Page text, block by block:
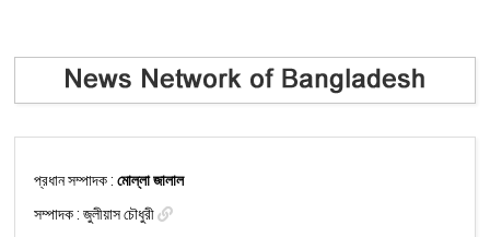
প্রধান সম্পাদক :মোল্লা জালাল
সম্পাদক :জুলীয়াস চৌধুরী